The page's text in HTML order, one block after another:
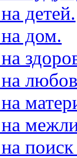
детей.
дом.